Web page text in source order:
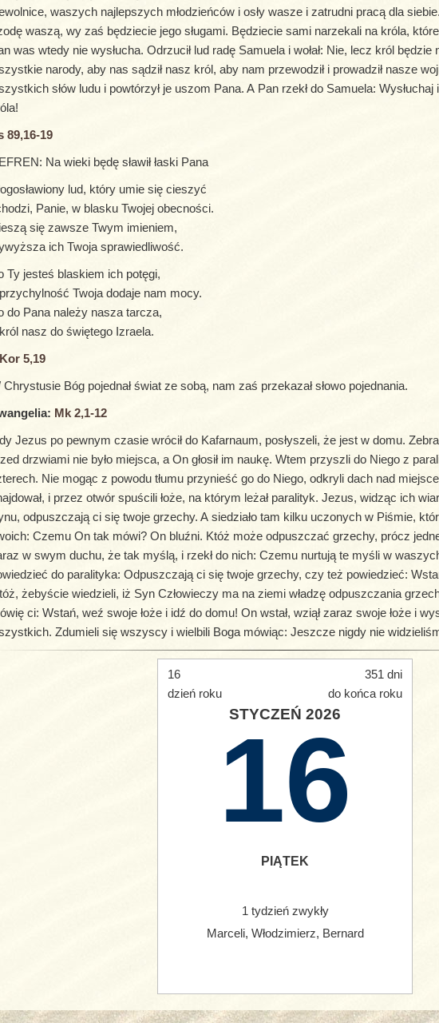
waszych najlepszych młodzieńców i osły wasze i zatrudni pracą dla
waszą, wy zaś będziecie jego sługami. Będziecie sami narzekali na króla,
was wtedy nie wysłucha. Odrzucił lud radę Samuela i wołał: Nie, lecz król
narody, aby nas sądził nasz król, aby nam przewodził i prowadził nasze
słów ludu i powtórzył je uszom Pana. A Pan rzekł do Samuela:
89,16-19
Na wieki będę sławił łaski Pana
lud, który umie się cieszyć
Panie, w blasku Twojej obecności.
się zawsze Twym imieniem,
ich Twoja sprawiedliwość.
Ty jesteś blaskiem ich potęgi,
Twoja dodaje nam mocy.
do Pana należy nasza tarcza,
nasz do świętego Izraela.
5,19
Chrystusie Bóg pojednał świat ze sobą, nam zaś przekazał słowo pojednania.
Mk 2,1-12
Jezus po pewnym czasie wrócił do Kafarnaum, posłyszeli, że jest w domu.
drzwiami nie było miejsca, a On głosił im naukę. Wtem przyszli do Niego z
Nie mogąc z powodu tłumu przynieść go do Niego, odkryli dach nad
i przez otwór spuścili łoże, na którym leżał paralityk. Jezus, widząc ich
odpuszczają ci się twoje grzechy. A siedziało tam kilku uczonych w Piśmie,
Czemu On tak mówi? On bluźni. Któż może odpuszczać grzechy, prócz
w swym duchu, że tak myślą, i rzekł do nich: Czemu nurtują te myśli w
do paralityka: Odpuszczają ci się twoje grzechy, czy też powiedzieć:
żebyście wiedzieli, iż Syn Człowieczy ma na ziemi władzę odpuszczania
ci: Wstań, weź swoje łoże i idź do domu! On wstał, wziął zaraz swoje łoże i
Zdumieli się wszyscy i wielbili Boga mówiąc: Jeszcze nigdy nie
16
dzień roku
351 dni
do końca roku
STYCZEŃ 2026
16
PIĄTEK
1 tydzień zwykły
Marceli, Włodzimierz, Bernard